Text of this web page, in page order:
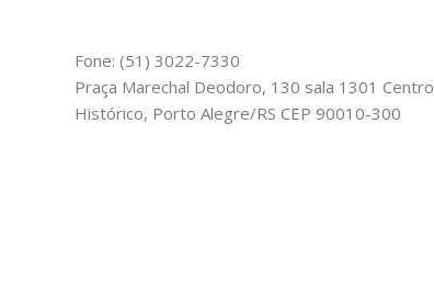
Fone: (51) 3022-7330
Praça Marechal Deodoro, 130 sala 1301 Centro
Histórico, Porto Alegre/RS CEP 90010-300